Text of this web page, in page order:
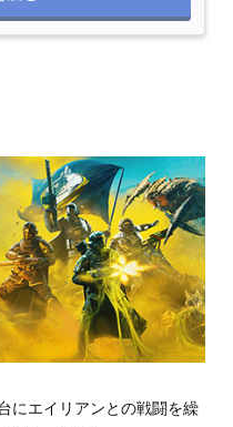
にエイリアンとの戦闘を繰